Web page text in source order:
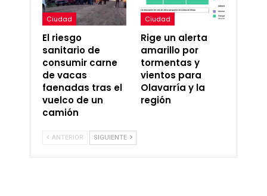
Ciudad
El riesgo
sanitario de
consumir carne
de vacas
faenadas tras el
vuelco de un
camión
Ciudad
Rige un alerta
amarillo por
tormentas y
vientos para
Olavarría y la
región
ANTERIOR SIGUIENTE